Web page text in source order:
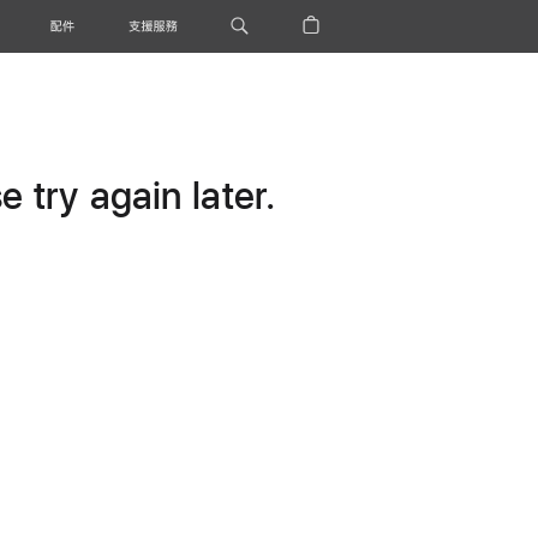
配件 支援服務
try again later.